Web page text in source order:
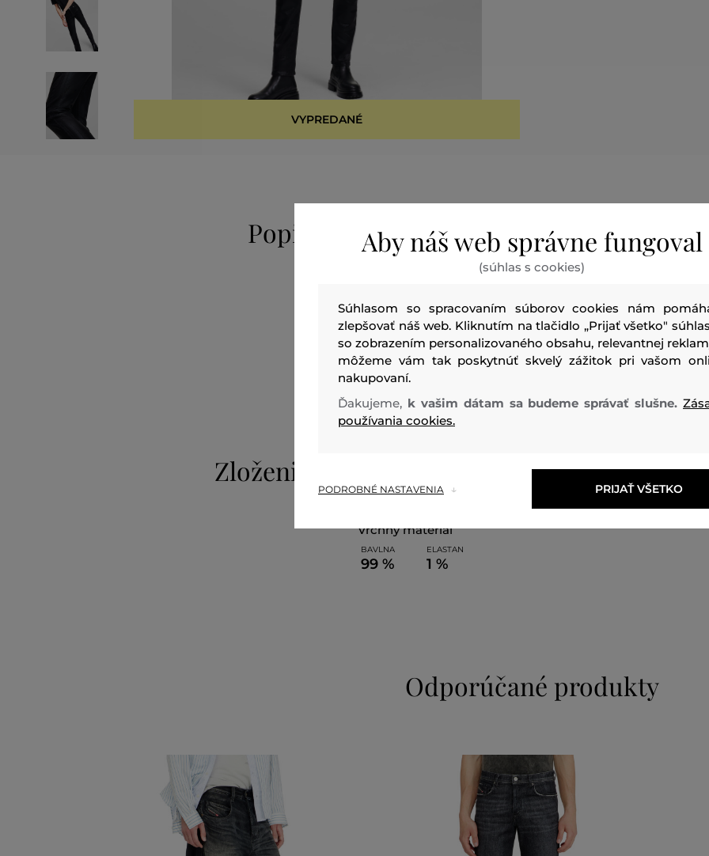
VYPREDANÉ
Popis
Pánske džínsy v slim strihu v čiernej farbe s lesklým
pridaním streču pre maximálne pohodlie pri nosení.
vreckami zdobí kožená nášivka Karl Lagerfeld Jeans na
inicialna výšivka na zadnom vrecku. Zapínanie na zips a
džínsy, ktoré nesmú chýbať v šatníku každého fashionistu.
Sezóna: FW23
Zloženie
vrchný materiál
BAVLNA
99 %
ELASTAN
1 %
Odporúčané produkty
Aby náš web správne fungoval
(súhlas s cookies)
Súhlasom so spracovaním súborov cookies nám
zlepšovať náš web. Kliknutím na tlačidlo „Prijať všetko"
so zobrazením personalizovaného obsahu, relevantnej
môžeme vám tak poskytnúť skvelý zážitok pri vašom
nakupovaní.
Ďakujeme, k vašim dátam sa budeme správať slušne.
používania cookies.
PODROBNÉ NASTAVENIA PRIJAŤ VŠETKO